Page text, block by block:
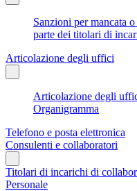
Sanzioni per mancata
parte dei titolari di
Articolazione degli uffici
Articolazione degli
Organigramma
Telefono e posta elettronica
Consulenti e collaboratori
Titolari di incarichi di
Personale